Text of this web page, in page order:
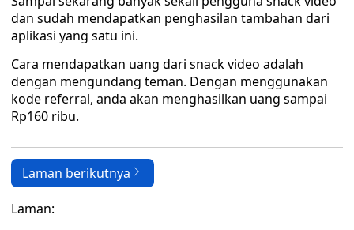
dan sudah mendapatkan penghasilan tambahan dari
aplikasi yang satu ini.
Cara mendapatkan uang dari snack video adalah
dengan mengundang teman. Dengan menggunakan
kode referral, anda akan menghasilkan uang sampai
Rp160 ribu.
Laman berikutnya
Laman: